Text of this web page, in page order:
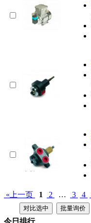
«上一页 1 2 … 3 4
今日排行